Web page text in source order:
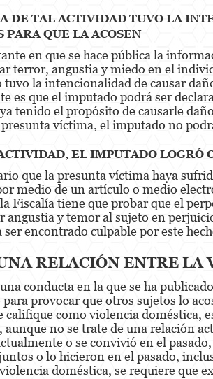
DE TAL ACTIVIDAD TUVO LA
PARA QUE LA ACOSEN
en que se hace pública la
terror, angustia y miedo en el
la intencionalidad de causar
es que el imputado podrá ser
tenido el propósito de causarle
víctima, el imputado no
EL IMPUTADO LOGRÓ
que la presunta víctima haya
medio de un artículo o medio
Fiscalía tiene que probar que el
angustia y temor al sujeto en
ser encontrado culpable por este
RELACIÓN ENTRE LA
conducta en la que se ha
provocar que otros sujetos lo
califique como violencia doméstica,
aunque no se trate de una relación
o se convivió en el
o lo hicieron en el pasado,
doméstica, se requiere que